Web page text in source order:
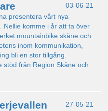
03-06-21
presentera vårt nya
Nellie komme i år att ta över
mountainbike skåne och
inom kommunikation,
bli en stor tillgång.
stöd från Region Skåne och
27-05-21